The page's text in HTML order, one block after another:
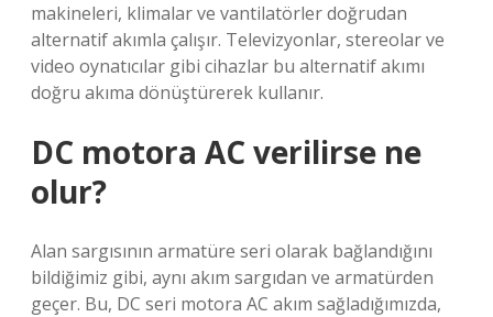
makineleri, klimalar ve vantilatörler doğrudan
alternatif akımla çalışır. Televizyonlar, stereolar ve
video oynatıcılar gibi cihazlar bu alternatif akımı
doğru akıma dönüştürerek kullanır.
DC motora AC verilirse ne
olur?
Alan sargısının armatüre seri olarak bağlandığını
bildiğimiz gibi, aynı akım sargıdan ve armatürden
geçer. Bu, DC seri motora AC akım sağladığımızda,